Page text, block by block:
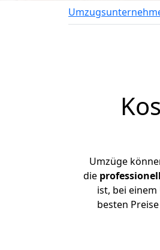
Umzüge
die
ist, bei
besten